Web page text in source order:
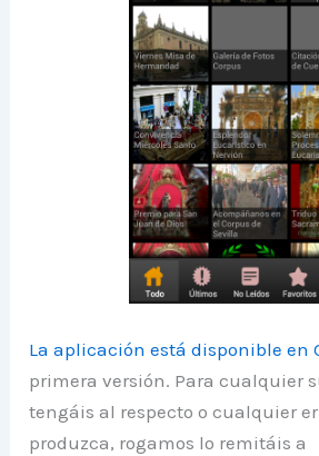
La aplicación está disponible en
primera versión. Para cualquier
tengáis al respecto o cualquier
produzca, rogamos lo remitáis a